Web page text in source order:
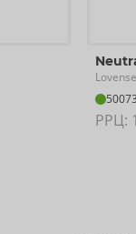
Lovense
РРЦ: